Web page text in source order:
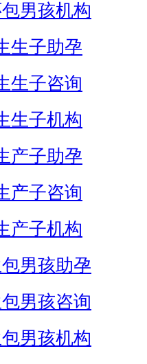
男孩机构
生子助孕
生子咨询
生子机构
产子助孕
产子咨询
产子机构
男孩助孕
男孩咨询
男孩机构